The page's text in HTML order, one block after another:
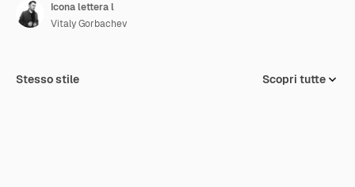
Icona lettera l
Vitaly Gorbachev
Stesso stile Scopri tutte